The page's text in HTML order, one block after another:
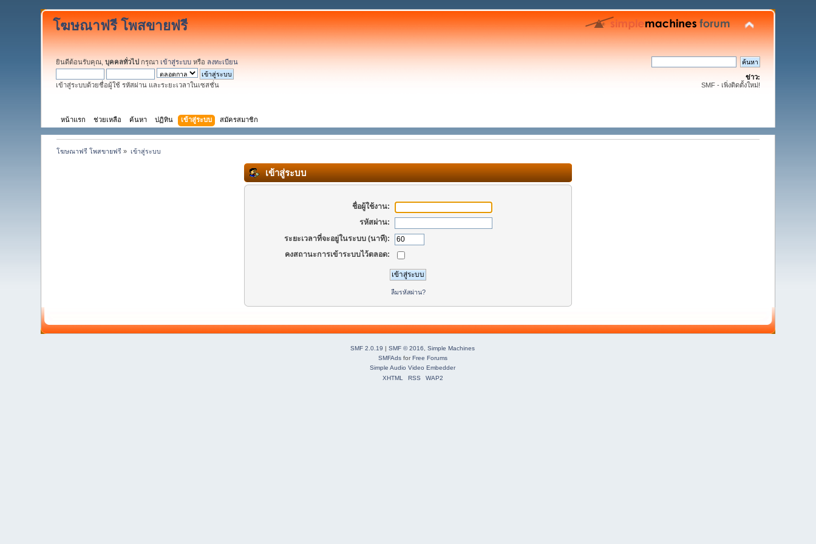
โฆษณาฟรี โพสขายฟรี
ยินดีต้อนรับคุณ,บุคคลทั่วไป กรุณา เข้าสู่ระบบ หรือ ลงทะเบียน
เข้าสู่ระบบด้วยชื่อผู้ใช้ รหัสผ่าน และระยะเวลาในเซสชั่น
ข่าว:
SMF - เพิ่งติดตั้งใหม่!
หน้าแรก ช่วยเหลือ ค้นหา ปฏิทิน เข้าสู่ระบบ สมัครสมาชิก
โฆษณาฟรี โพสขายฟรี » เข้าสู่ระบบ
เข้าสู่ระบบ
ชื่อผู้ใช้งาน:
รหัสผ่าน:
ระยะเวลาที่จะอยู่ในระบบ (นาที):
คงสถานะการเข้าระบบไว้ตลอด:
ลืมรหัสผ่าน?
SMF 2.0.19 SMF © 2016, Simple Machines
SMFAdsfor Free Forums
Simple Audio Video Embedder
XHTML
RSS WAP2